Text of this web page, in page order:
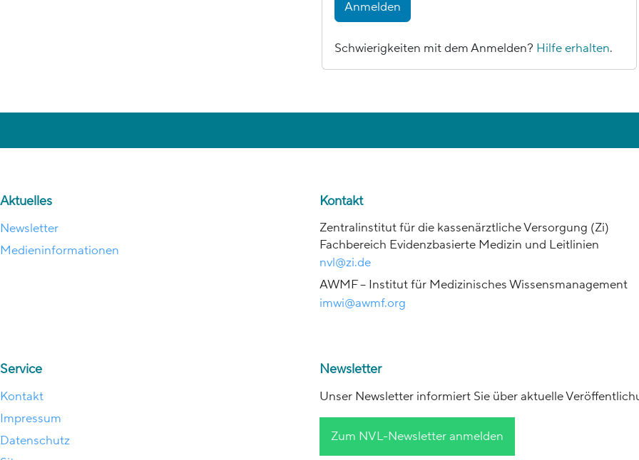
Anmelden
Schwierigkeiten mit dem Anmelden? Hilfe erhalten.
Aktuelles
Newsletter
Medieninformationen
Kontakt
Zentralinstitut für die kassenärztliche Versorgung (Zi)
Fachbereich Evidenzbasierte Medizin und Leitlinien
nvl@zi.de
AWMF – Institut für Medizinisches Wissensmanagement
imwi@awmf.org
Service
Kontakt
Impressum
Datenschutz
Newsletter
Unser Newsletter informiert Sie über aktuelle
Zum NVL-Newsletter anmelden